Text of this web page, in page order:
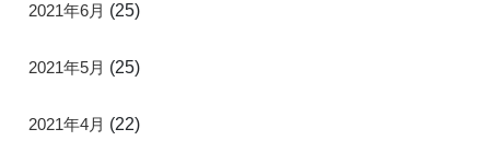
2021年6月 (25)
2021年5月 (25)
2021年4月 (22)